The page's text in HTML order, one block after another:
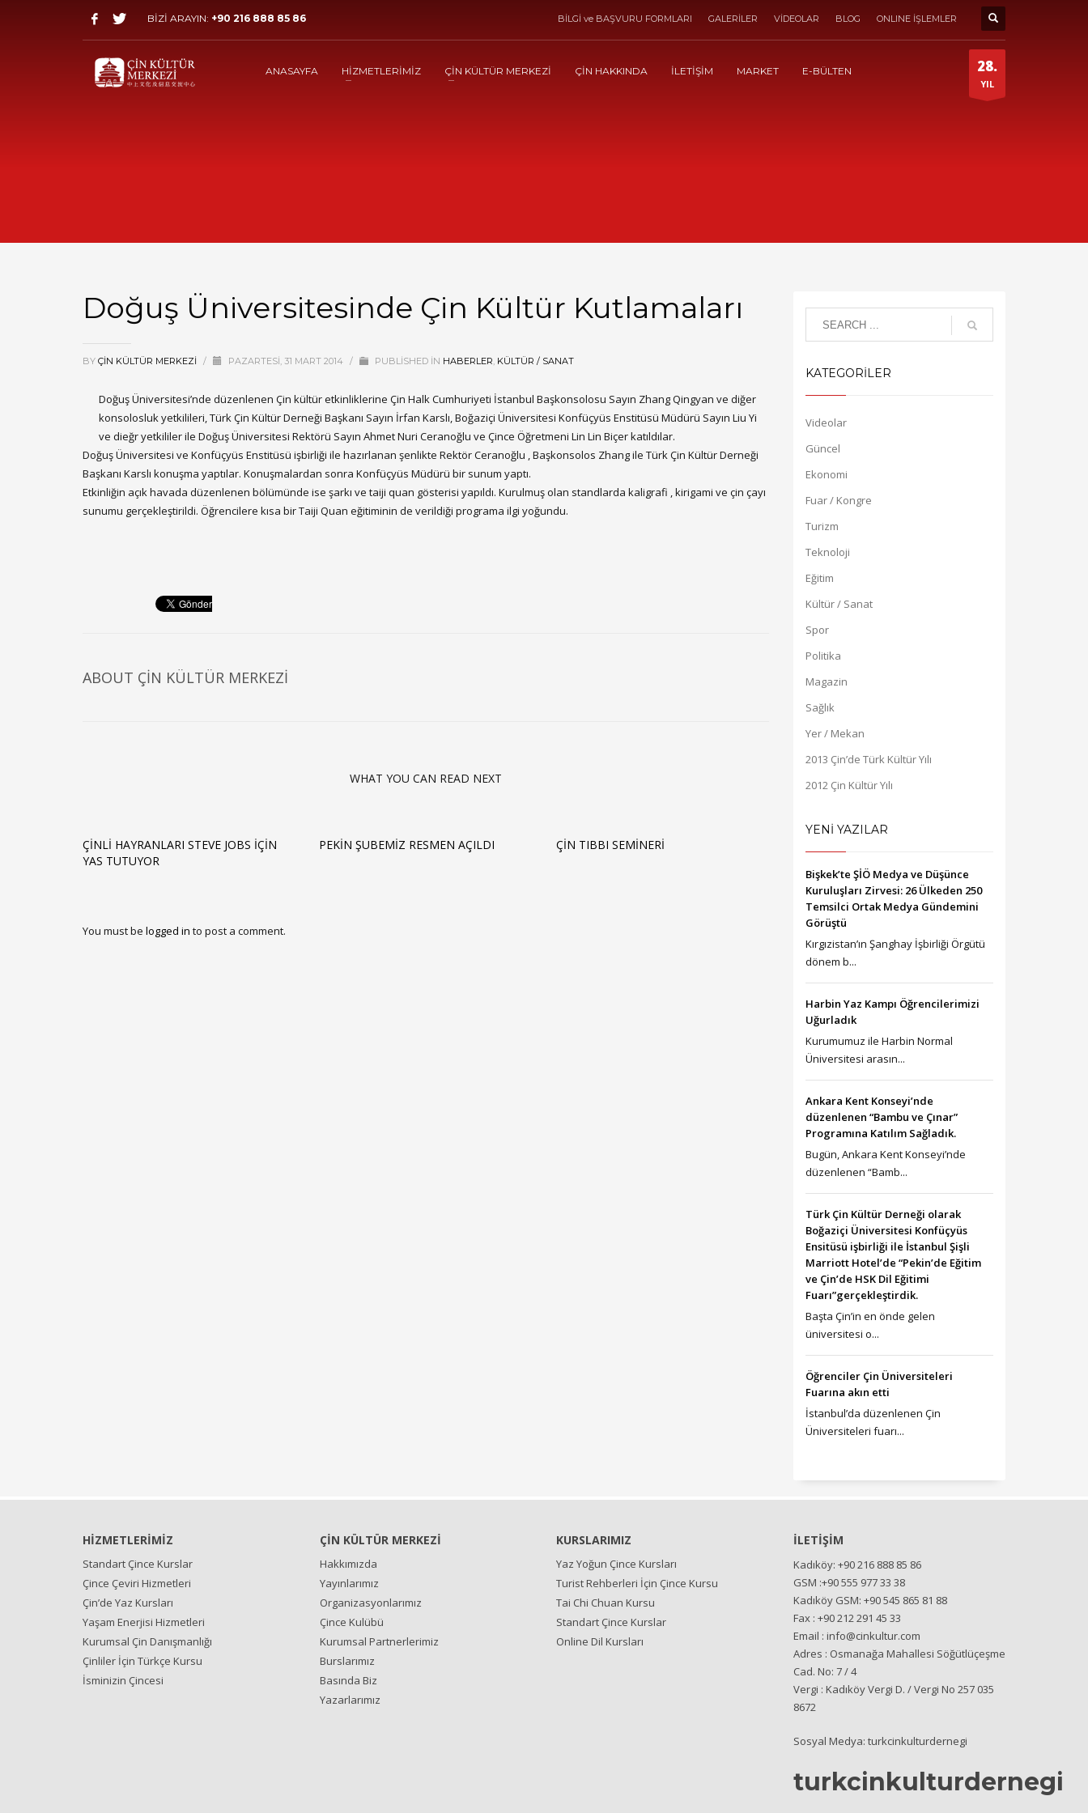
BİZİ ARAYIN: +90 216 888 85 86 BİLGİ ve BAŞVURU FORMLARI GALERİLER VİDEOLAR BLOG ONLINE İŞLEMLER
ANASAYFA HİZMETLERİMİZ ÇİN KÜLTÜR MERKEZİ ÇİN HAKKINDA İLETİŞİM MARKET E-BÜLTEN 28.
YIL
Doğuş Üniversitesinde Çin Kültür Kutlamaları
BY ÇIN KÜLTÜR MERKEZI / PAZARTESI, 31 MART 2014 / PUBLISHED IN HABERLER, KÜLTÜR / SANAT
Doğuş Üniversitesi’nde düzenlenen Çin kültür etkinliklerine Çin Halk Cumhuriyeti İstanbul Başkonsolosu Sayın Zhang Qingyan ve diğer
konsolosluk yetkilileri, Türk Çin Kültür Derneği Başkanı Sayın İrfan Karslı, Boğaziçi Üniversitesi Konfüçyüs Enstitüsü Müdürü Sayın Liu Yi
ve dieğr yetkililer ile Doğuş Üniversitesi Rektörü Sayın Ahmet Nuri Ceranoğlu ve Çince Öğretmeni Lin Lin Biçer katıldılar.
Doğuş Üniversitesi ve Konfüçyüs Enstitüsü işbirliği ile hazırlanan şenlikte Rektör Ceranoğlu , Başkonsolos Zhang ile Türk Çin Kültür Derneği
Başkanı Karslı konuşma yaptılar. Konuşmalardan sonra Konfüçyüs Müdürü bir sunum yaptı.
Etkinliğin açık havada düzenlenen bölümünde ise şarkı ve taiji quan gösterisi yapıldı. Kurulmuş olan standlarda kaligrafi , kirigami ve çin çayı
sunumu gerçekleştirildi. Öğrencilere kısa bir Taiji Quan eğitiminin de verildiği programa ilgi yoğundu.
ABOUT ÇIN KÜLTÜR MERKEZI
WHAT YOU CAN READ NEXT
ÇINLI HAYRANLARI STEVE JOBS İÇIN
YAS TUTUYOR
PEKIN ŞUBEMIZ RESMEN AÇILDI ÇIN TIBBI SEMINERI
You must be logged in to post a comment.
KATEGORİLER
Videolar
Güncel
Ekonomi
Fuar / Kongre
Turizm
Teknoloji
Eğitim
Kültür / Sanat
Spor
Politika
Magazin
Sağlık
Yer / Mekan
2013 Çin’de Türk Kültür Yılı
2012 Çin Kültür Yılı
YENİ YAZILAR
Bişkek’te ŞİÖ Medya ve Düşünce
Kuruluşları Zirvesi: 26 Ülkeden 250
Temsilci Ortak Medya Gündemini
Görüştü
Kırgızistan’ın Şanghay İşbirliği Örgütü
dönem b...
Harbin Yaz Kampı Öğrencilerimizi
Uğurladık
Kurumumuz ile Harbin Normal
Üniversitesi arasın...
Ankara Kent Konseyi’nde
düzenlenen “Bambu ve Çınar”
Programına Katılım Sağladık.
Bugün, Ankara Kent Konseyi’nde
düzenlenen “Bamb...
Türk Çin Kültür Derneği olarak
Boğaziçi Üniversitesi Konfüçyüs
Ensitüsü işbirliği ile İstanbul Şişli
Marriott Hotel’de “Pekin’de Eğitim
ve Çin’de HSK Dil Eğitimi
Fuarı”gerçekleştirdik.
Başta Çin’in en önde gelen
üniversitesi o...
Öğrenciler Çin Üniversiteleri
Fuarına akın etti
İstanbul’da düzenlenen Çin
Üniversiteleri fuarı...
HİZMETLERİMİZ
Standart Çince Kurslar
Çince Çeviri Hizmetleri
Çin’de Yaz Kursları
Yaşam Enerjisi Hizmetleri
Kurumsal Çin Danışmanlığı
Çinliler İçin Türkçe Kursu
İsminizin Çincesi
ÇİN KÜLTÜR MERKEZİ
Hakkımızda
Yayınlarımız
Organizasyonlarımız
Çince Kulübü
Kurumsal Partnerlerimiz
Burslarımız
Basında Biz
Yazarlarımız
KURSLARIMIZ
Yaz Yoğun Çince Kursları
Turist Rehberleri İçin Çince Kursu
Tai Chi Chuan Kursu
Standart Çince Kurslar
Online Dil Kursları
İLETİŞİM
Kadıköy: +90 216 888 85 86
GSM :+90 555 977 33 38
Kadıköy GSM: +90 545 865 81 88
Fax : +90 212 291 45 33
Email : info@cinkultur.com
Adres : Osmanağa Mahallesi Söğütlüçeşme
Cad. No: 7 / 4
Vergi : Kadıköy Vergi D. / Vergi No 257 035
8672
Sosyal Medya: turkcinkulturdernegi
turkcinkulturdernegi